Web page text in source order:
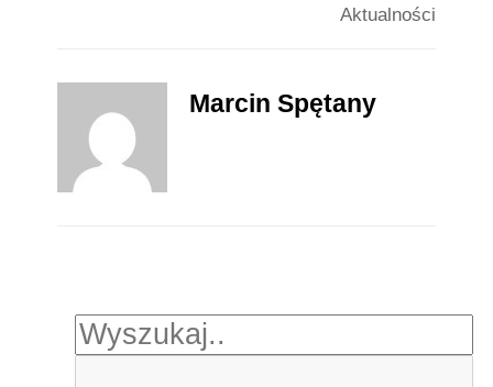
Aktualności
Marcin Spętany